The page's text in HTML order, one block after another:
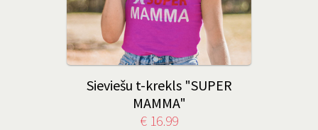
Sieviešu t-krekls "SUPER
MAMMA"
€ 16.99